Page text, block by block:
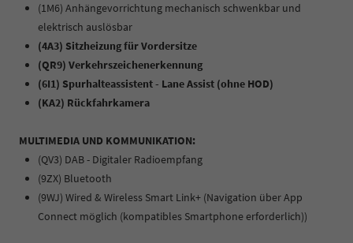
(1M6) Anhängevorrichtung mechanisch schwenkbar und
elektrisch auslösbar
(4A3) Sitzheizung für Vordersitze
(QR9) Verkehrszeichenerkennung
(6I1) Spurhalteassistent - Lane Assist (ohne HOD)
(KA2) Rückfahrkamera
MULTIMEDIA UND KOMMUNIKATION:
(QV3) DAB - Digitaler Radioempfang
(9ZX) Bluetooth
(9WJ) Wired & Wireless Smart Link+ (Navigation über App
Connect möglich (kompatibles Smartphone erforderlich))